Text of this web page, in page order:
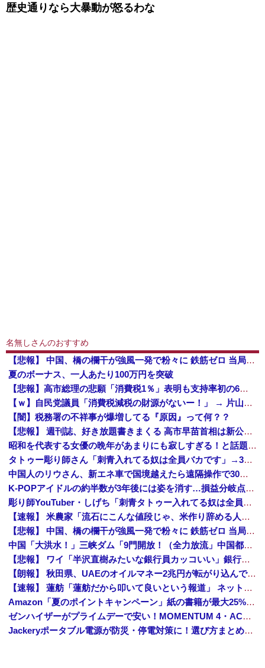
歴史通りなら大暴動が怒るわな
名無しさんのおすすめ
【悲報】 中国、橋の欄干が強風一発で粉々に 鉄筋ゼロ 当局「接着剤でくっつけただけ」「正常で、品質問題はない」
夏のボーナス、一人あたり100万円を突破
【悲報】高市総理の悲願「消費税1％」表明も支持率初の6割切り
【ｗ】自民党議員「消費税減税の財源がないー！」 → 片山財務相、財源の心配は１ミリもいらない！と主張 ｗｗｗｗｗｗｗｗｗｗｗｗｗｗ
【闇】税務署の不祥事が爆増してる『原因』って何？？
【悲報】 週刊誌、好き放題書きまくる 高市早苗首相は新公用車の贅を尽くした後部座席でたばこを吸うのが至福の時間「どんどん延びる乗車時間」
昭和を代表する女優の晩年があまりにも寂しすぎる！と話題に、自身の子供を餓死する寸前までネグレクトした挙句……
タトゥー彫り師さん「刺青入れてる奴は全員バカです」→30万再生ｗｗｗｗｗｗ
中国人のリウさん、新エネ車で国境越えたら遠隔操作で30時間ロックされる！
K-POPアイドルの約半数が3年後には姿を消す…損益分岐点突破は4％未満
彫り師YouTuber・しげち「刺青タトゥー入れてる奴は全員バカです」「すごい民度低い」「5000円好きなんすよ、バカって」
【速報】 米農家「流石にこんな値段じゃ、米作り辞める人、出るんじゃないかなあ？？」
【悲報】 中国、橋の欄干が強風一発で粉々に 鉄筋ゼロ 当局「接着剤でくっつけただけ」「正常で、品質問題はない」
中国「大洪水！」三峡ダム「9門開放！（全力放流」中国都市「三峡沿線の道路水没」中国政府「高速道路封鎖！」中国ダム「緊急放流に合わせて開門（土砂崩れ発生」→
【悲報】 ワイ「半沢直樹みたいな銀行員カッコいい」銀行員の友人「あんな奴居ねえよ」
【朗報】 秋田県、UAEのオイルマネー2兆円が転がり込んでガチで東北最強になるぞｗｗｗｗｗｗｗ
【速報】 蓮舫「蓮舫だから叩いて良いという報道」 ネット「高市だから叩いて良いをやってるのがお前だろ」
Amazon「夏のポイントキャンペーン」紙の書籍が最大25%ポイント還元 対象と条件を整理（2026年7月）
ゼンハイザーがプライムデーで安い！MOMENTUM 4・ACCENTUMなど対象モデルまとめ！
Jackeryポータブル電源が防災・停電対策に！選び方まとめ【プライムデー最終日】